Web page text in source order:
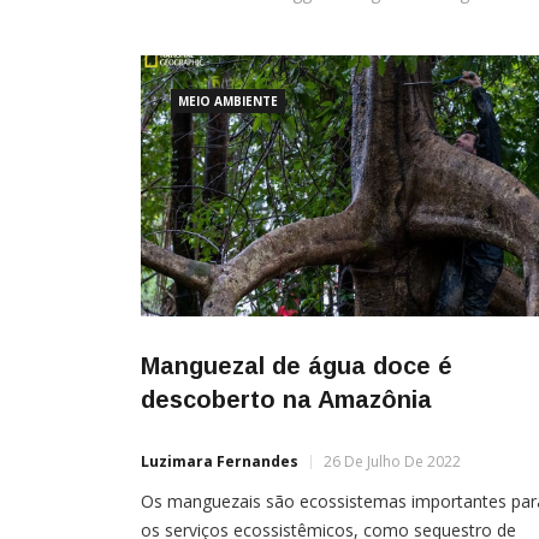
MEIO AMBIENTE
Manguezal de água doce é
descoberto na Amazônia
Luzimara Fernandes 26 De Julho De 2022
Os manguezais são ecossistemas importantes
os serviços ecossistêmicos, como sequestro de